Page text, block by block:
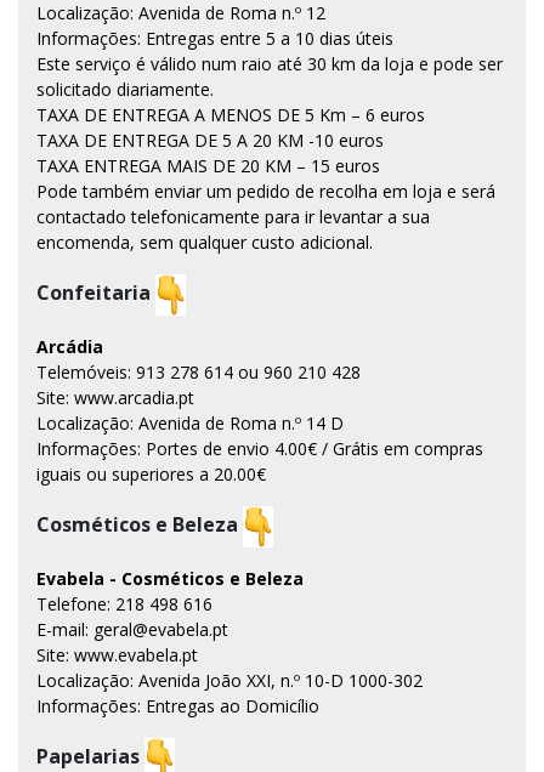
Localização: Avenida de Roma n.º 12
Informações: Entregas entre 5 a 10 dias úteis
Este serviço é válido num raio até 30 km da loja e pode ser
solicitado diariamente.
TAXA DE ENTREGA A MENOS DE 5 Km – 6 euros
TAXA DE ENTREGA DE 5 A 20 KM -10 euros
TAXA ENTREGA MAIS DE 20 KM – 15 euros
Pode também enviar um pedido de recolha em loja e será
contactado telefonicamente para ir levantar a sua
encomenda, sem qualquer custo adicional.
Confeitaria
Arcádia
Telemóveis: 913 278 614 ou 960 210 428
Site: www.arcadia.pt
Localização: Avenida de Roma n.º 14 D
Informações: Portes de envio 4.00€ / Grátis em compras
iguais ou superiores a 20.00€
Cosméticos e Beleza
Evabela - Cosméticos e Beleza
Telefone: 218 498 616
E-mail: geral@evabela.pt
Site: www.evabela.pt
Localização: Avenida João XXI, n.º 10-D 1000-302
Informações: Entregas ao Domicílio
Papelarias